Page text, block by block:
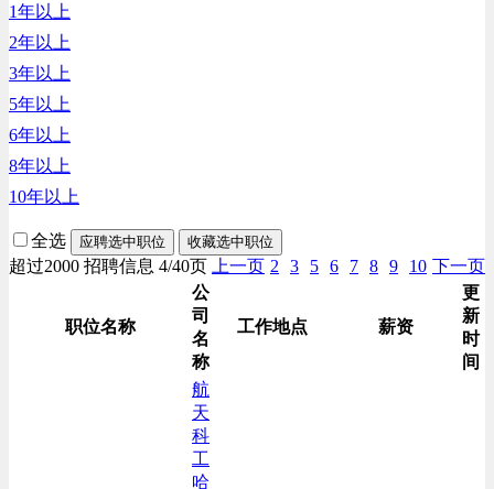
财务/审计/税务类
1年以上
2年以上
3年以上
5年以上
6年以上
8年以上
10年以上
全选 应聘选中职位 收藏选中职位
超过2000 招聘信息 4/40页 上一页 2 3 5 6 7 8 9 10 下一页
职位名称
公
司
名
称
工作地点 薪资
更
新
时
间
航
天
科
工
哈